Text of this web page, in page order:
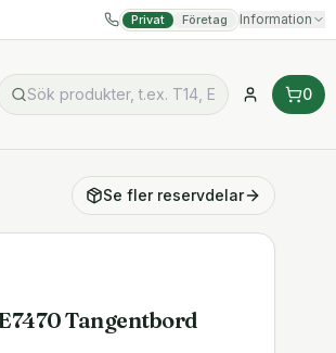
Privat Företag Information
0
Se fler reservdelar
Tangentbord